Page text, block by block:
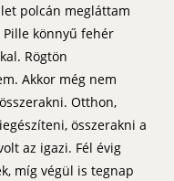
polcán megláttam
könnyű fehér
Rögtön
Akkor még nem
Otthon,
összerakni a
az igazi. Fél évig
míg végül is tegnap